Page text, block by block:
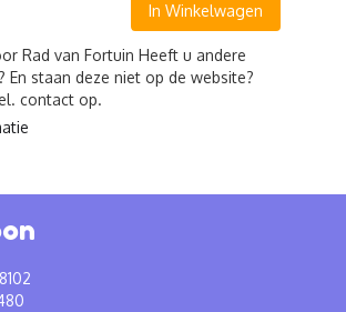
In Winkelwagen
Rad van Fortuin Heeft u andere
En staan deze niet op de website?
contact op.